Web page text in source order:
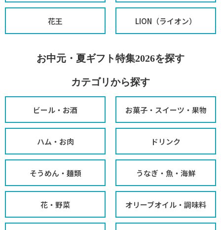
花王 LION（ライオン）
お中元・夏ギフト特集2026を探す
カテゴリから探す
ビール・お酒 お菓子・スイーツ・果物
ハム・お肉 ドリンク
そうめん・麺類 うなぎ・魚・海鮮
花・野菜 オリーブオイル・調味料